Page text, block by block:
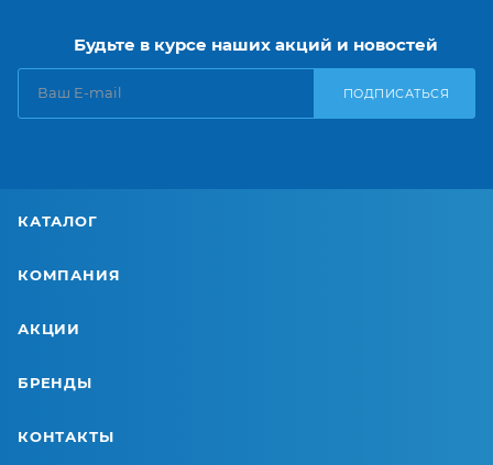
Будьте в курсе наших акций и новостей
ПОДПИСАТЬСЯ
КАТАЛОГ
КОМПАНИЯ
АКЦИИ
БРЕНДЫ
КОНТАКТЫ